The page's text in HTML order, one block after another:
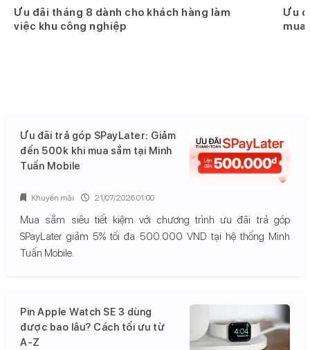
Ưu đãi tháng 8 dành cho khách hàng làm
việc khu công nghiệp
Ưu
mua
Ưu đãi trả góp SPayLater: Giảm
đến 500k khi mua sắm tại Minh
Tuấn Mobile
Mua sắm siêu tiết kiệm với chương trình ưu đãi trả góp
SPayLater giảm 5% tối đa 500.000 VND tại hệ thống Minh
Tuấn Mobile.
Khuyến mãi 21/07/2026 01:00
Pin Apple Watch SE 3 dùng
được bao lâu? Cách tối ưu từ
A-Z